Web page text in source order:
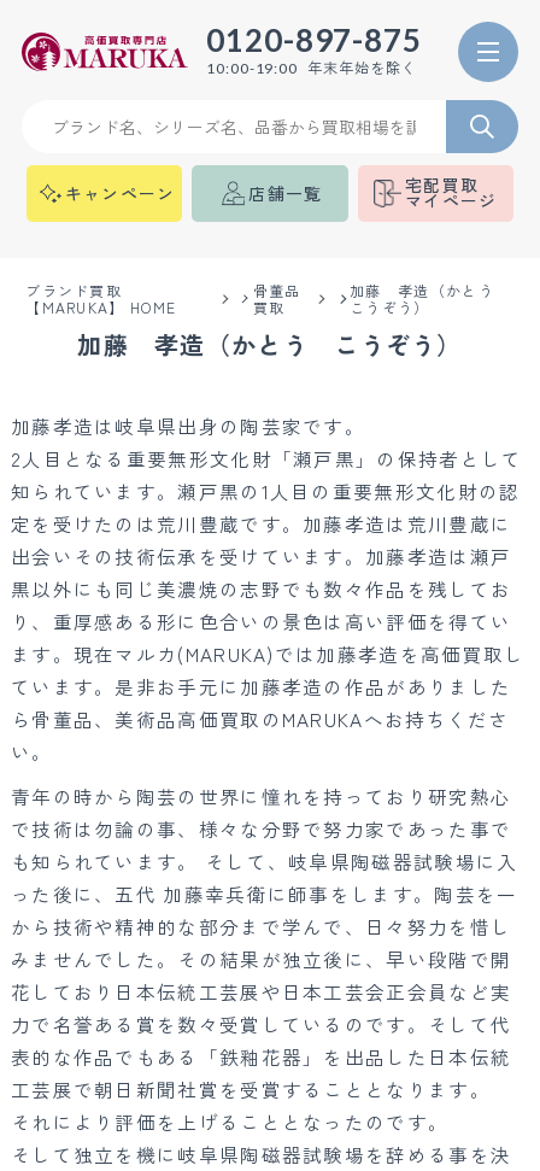
0120-897-875
10:00-19:00 年末年始を除く
キャンペーン 店舗一覧 宅配買取
マイページ
ブランド買取
【MARUKA】 HOME
骨董品
買取
加藤 孝造（かとう
こうぞう）
加藤 孝造（かとう こうぞう）
加藤孝造は岐阜県出身の陶芸家です。
2人目となる重要無形文化財「瀬戸黒」の保持者として
知られています。瀬戸黒の1人目の重要無形文化財の認
定を受けたのは荒川豊蔵です。加藤孝造は荒川豊蔵に
出会いその技術伝承を受けています。加藤孝造は瀬戸
黒以外にも同じ美濃焼の志野でも数々作品を残してお
り、重厚感ある形に色合いの景色は高い評価を得てい
ます。現在マルカ(MARUKA)では加藤孝造を高価買取し
ています。是非お手元に加藤孝造の作品がありました
ら骨董品、美術品高価買取のMARUKAへお持ちくださ
い。
青年の時から陶芸の世界に憧れを持っており研究熱心
で技術は勿論の事、様々な分野で努力家であった事で
も知られています。 そして、岐阜県陶磁器試験場に入
った後に、五代 加藤幸兵衛に師事をします。陶芸を一
から技術や精神的な部分まで学んで、日々努力を惜し
みませんでした。その結果が独立後に、早い段階で開
花しており日本伝統工芸展や日本工芸会正会員など実
力で名誉ある賞を数々受賞しているのです。そして代
表的な作品でもある「鉄釉花器」を出品した日本伝統
工芸展で朝日新聞社賞を受賞することとなります。
それにより評価を上げることとなったのです。
そして独立を機に岐阜県陶磁器試験場を辞める事を決